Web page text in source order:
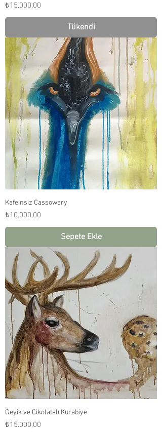
Fiyat
₺15.000,00
Tükendi
Kafeinsiz Cassowary
Fiyat
₺10.000,00
Sepete Ekle
Geyik ve Çikolatalı Kurabiye
Fiyat
₺15.000,00